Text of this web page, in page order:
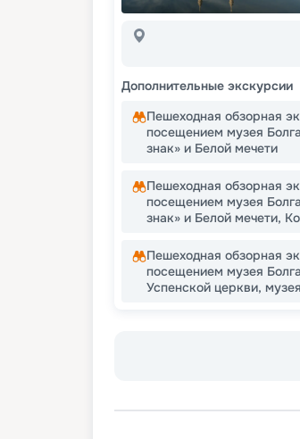
Дополнительные экскурсии
Пешеходная обзорная
посещением музея
знак» и Белой мечети
Пешеходная обзорная
посещением музея
знак» и Белой мечети,
Пешеходная обзорная
посещением музея
Успенской церкви,